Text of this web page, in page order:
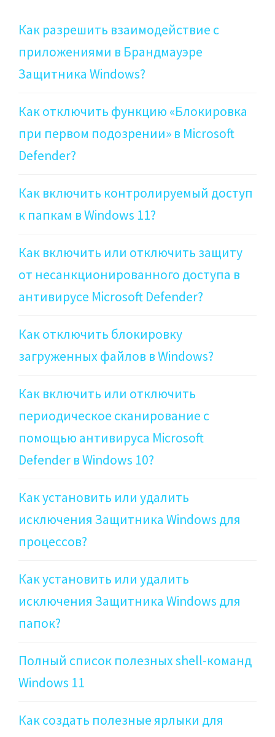
Как разрешить взаимодействие с
приложениями в Брандмауэре
Защитника Windows?
Как отключить функцию «Блокировка
при первом подозрении» в Microsoft
Defender?
Как включить контролируемый доступ
к папкам в Windows 11?
Как включить или отключить защиту
от несанкционированного доступа в
антивирусе Microsoft Defender?
Как отключить блокировку
загруженных файлов в Windows?
Как включить или отключить
периодическое сканирование с
помощью антивируса Microsoft
Defender в Windows 10?
Как установить или удалить
исключения Защитника Windows для
процессов?
Как установить или удалить
исключения Защитника Windows для
папок?
Полный список полезных shell-команд
Windows 11
Как создать полезные ярлыки для